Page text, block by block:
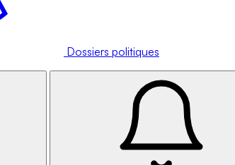
Dossiers politiques